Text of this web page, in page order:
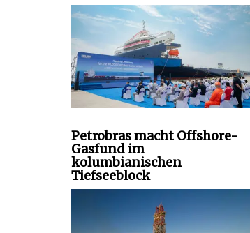
Petrobras macht Offshore-
Gasfund im
kolumbianischen
Tiefseeblock